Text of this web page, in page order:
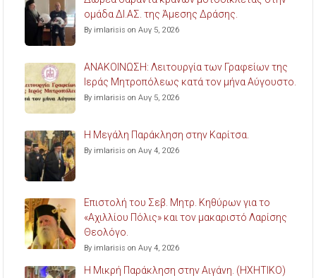
ομάδα ΔΙ.ΑΣ. της Άμεσης Δράσης.
By imlarisis on Αυγ 5, 2026
ΑΝΑΚΟΙΝΩΣΗ: Λειτουργία των Γραφείων της
Ιεράς Μητροπόλεως κατά τον μήνα Αύγουστο.
By imlarisis on Αυγ 5, 2026
Η Μεγάλη Παράκληση στην Καρίτσα.
By imlarisis on Αυγ 4, 2026
Επιστολή του Σεβ. Μητρ. Κηθύρων για το
«Αχιλλίου Πόλις» και τον μακαριστό Λαρίσης
Θεολόγο.
By imlarisis on Αυγ 4, 2026
Η Μικρή Παράκληση στην Αιγάνη. (ΗΧΗΤΙΚΟ)